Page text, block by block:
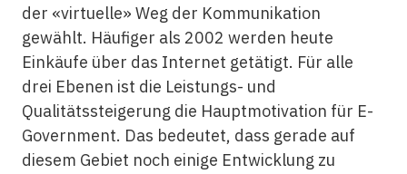
der «virtuelle» Weg der Kommunikation
gewählt. Häufiger als 2002 werden heute
Einkäufe über das Internet getätigt. Für alle
drei Ebenen ist die Leistungs- und
Qualitätssteigerung die Hauptmotivation für E-
Government. Das bedeutet, dass gerade auf
diesem Gebiet noch einige Entwicklung zu